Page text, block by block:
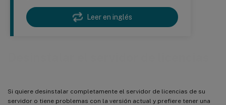
Leer en inglés
Si quiere desinstalar completamente el servidor de licencias de su
servidor o tiene problemas con la versión actual y prefiere tener una